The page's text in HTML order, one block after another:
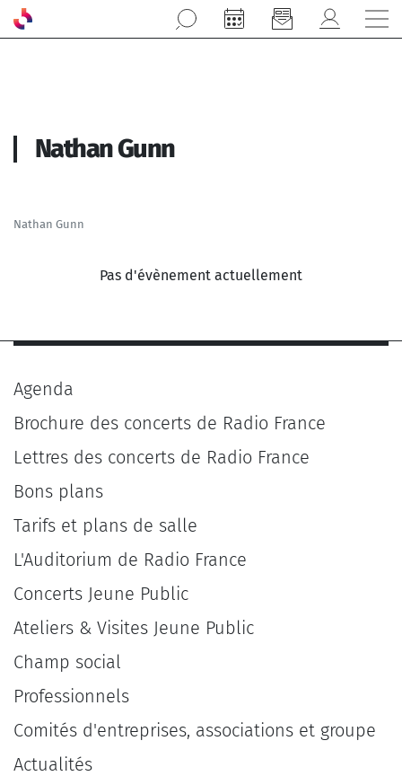
Aller au contenu principal
Nathan Gunn
Nathan Gunn
Pas d'évènement actuellement
Agenda
Brochure des concerts de Radio France
Lettres des concerts de Radio France
Bons plans
Tarifs et plans de salle
L'Auditorium de Radio France
Concerts Jeune Public
Ateliers & Visites Jeune Public
Champ social
Professionnels
Comités d'entreprises, associations et groupe
Actualités